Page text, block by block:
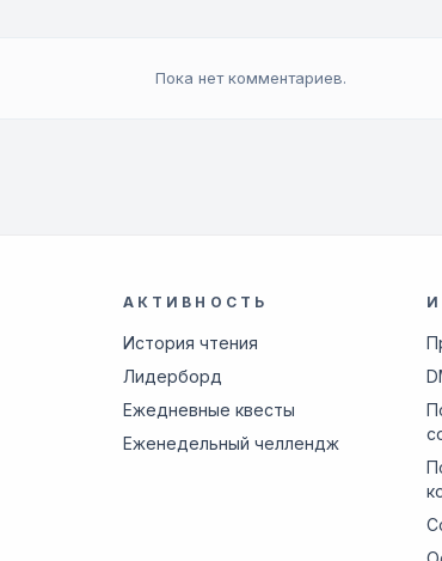
Пока нет комментариев.
АКТИВНОСТЬ
История чтения
Лидерборд
Ежедневные квесты
Еженедельный челлендж